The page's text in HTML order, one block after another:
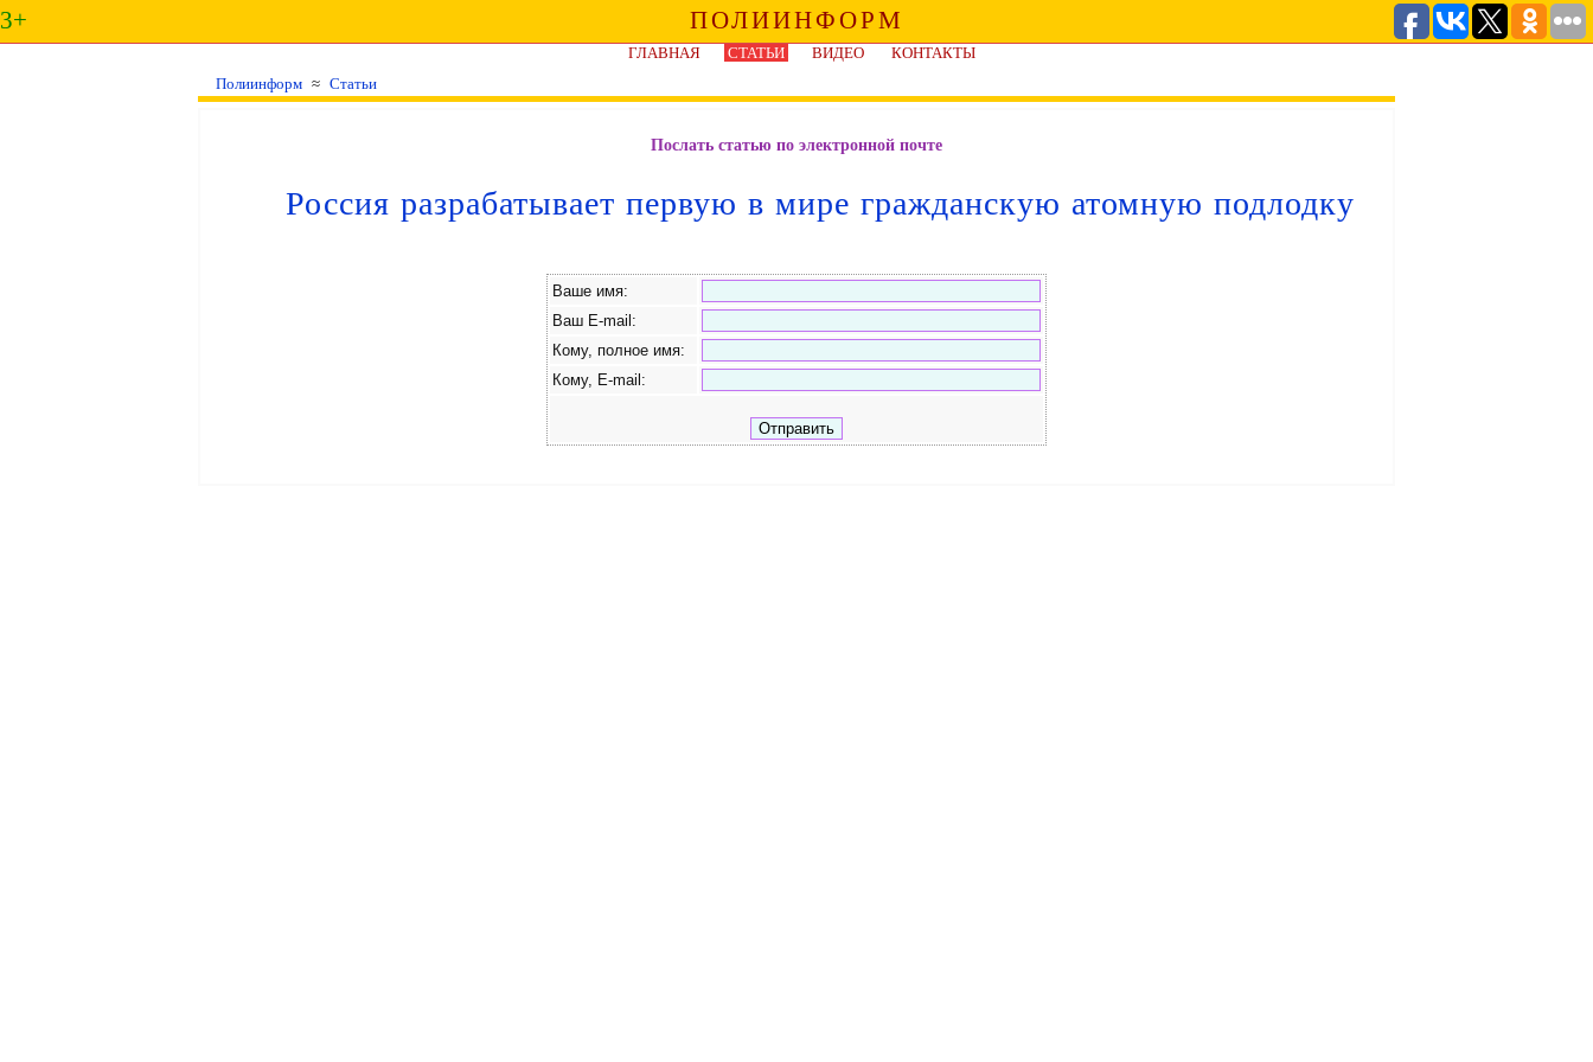
3+ ПОЛИИНФОРМ
ГЛАВНАЯ СТАТЬИ ВИДЕО
КОНТАКТЫ
Полиинформ ≈ Статьи
Послать статью по электронной почте
Россия разрабатывает первую в мире гражданскую атомную подлодку
Ваше имя:
Ваш E-mail:
Кому, полное имя:
Кому, E-mail: